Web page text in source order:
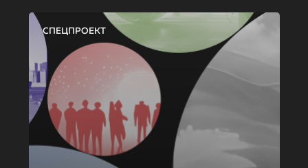
СПЕЦПРОЕКТ